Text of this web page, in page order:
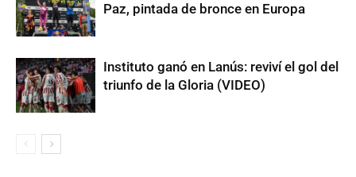
Paz, pintada de bronce en Europa
Instituto ganó en Lanús: reviví el gol del
triunfo de la Gloria (VIDEO)